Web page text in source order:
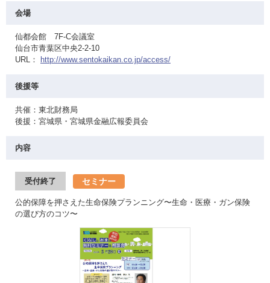
会場
仙都会館 7F-C会議室
仙台市青葉区中央2-2-10
URL：
http://www.sentokaikan.co.jp/access/
後援等
共催：東北財務局
後援：宮城県・宮城県金融広報委員会
内容
受付終了 セミナー
公的保障を押さえた生命保険プランニング〜生命・医療・ガン保険
の選び方のコツ〜